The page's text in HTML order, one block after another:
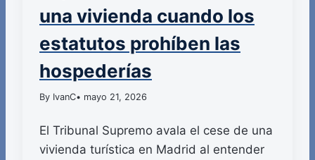
una vivienda cuando los
estatutos prohíben las
hospederías
By IvanC• mayo 21, 2026
El Tribunal Supremo avala el cese de una
vivienda turística en Madrid al entender